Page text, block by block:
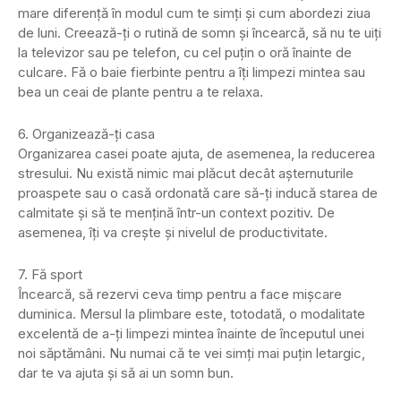
mare diferență în modul cum te simți și cum abordezi ziua
de luni. Creează-ți o rutină de somn și încearcă, să nu te uiți
la televizor sau pe telefon, cu cel puțin o oră înainte de
culcare. Fă o baie fierbinte pentru a îți limpezi mintea sau
bea un ceai de plante pentru a te relaxa.
6. Organizează-ți casa
Organizarea casei poate ajuta, de asemenea, la reducerea
stresului. Nu există nimic mai plăcut decât așternuturile
proaspete sau o casă ordonată care să-ți inducă starea de
calmitate și să te mențină într-un context pozitiv. De
asemenea, îți va crește și nivelul de productivitate.
7. Fă sport
Încearcă, să rezervi ceva timp pentru a face mișcare
duminica. Mersul la plimbare este, totodată, o modalitate
excelentă de a-ți limpezi mintea înainte de începutul unei
noi săptămâni. Nu numai că te vei simți mai puțin letargic,
dar te va ajuta și să ai un somn bun.